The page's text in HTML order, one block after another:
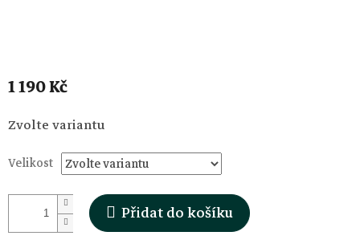
1 190 Kč
Měrná
cena:
Zvolte variantu
Velikost
Přidat do košíku